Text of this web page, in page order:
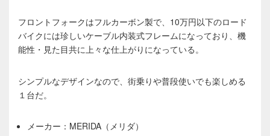
フロントフォークはフルカーボン製で、10万円以下のロード
バイクには珍しいケーブル内装式フレームになっており、機
能性・見た目共に上々な仕上がりになっている。
シンプルなデザインなので、街乗りや普段使いでも楽しめる
１台だ。
メーカー：MERIDA（メリダ）